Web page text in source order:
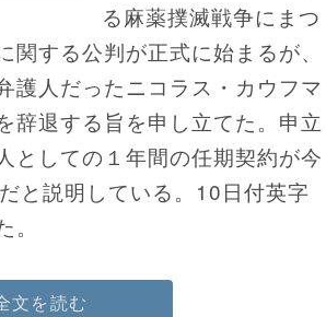
る麻薬撲滅戦争にまつ
する公判が正式に始まるが、
護人だったニコラス・カウフマ
辞退する旨を申し立てた。申立
としての１年間の任期契約が今
と説明している。10日付英字
文を読む